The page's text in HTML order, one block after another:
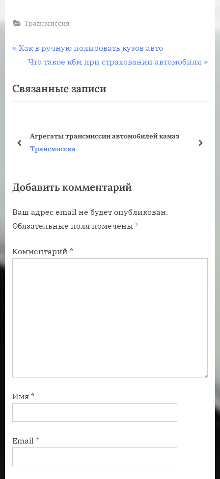
Трансмиссия
Навигация
записям
П
д
ы
щ
з
п
и
ь
Как в ручную полировать кузов авто
С
е
д
з
п
и
ь
Что такое кбм при страховании автомобиля
Связанные записи
Агрегаты трансмиссии автомобилей камаз
Трансмиссия
пред
Добавить комментарий
Ваш адрес email не будет опубликован.
Обязательные поля помечены *
Комментарий *
Имя *
Email *